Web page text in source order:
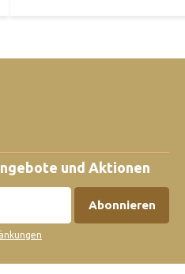
und Aktionen
Abonnieren